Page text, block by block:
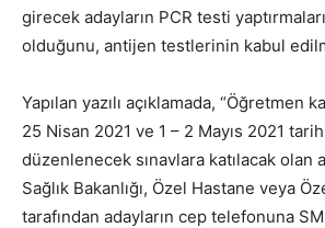
girecek adayların PCR testi
olduğunu, antijen testlerinin kabul
Yapılan yazılı açıklamada, “Öğretmen
25 Nisan 2021 ve 1 – 2 Mayıs 2021
düzenlenecek sınavlara katılacak olan
Sağlık Bakanlığı, Özel Hastane veya
tarafından adayların cep telefonuna